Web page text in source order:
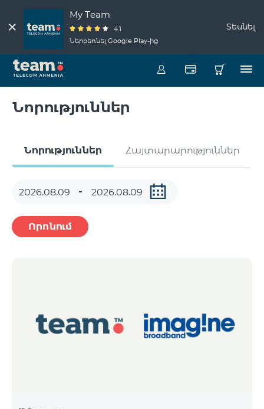
My Team
4.1
Ներբեռնել Google Play-ից
Տեսնել
Նորություններ
Նորություններ Հայտարարություններ
Որոնում